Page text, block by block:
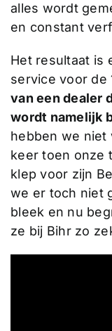
alles wordt
en constant
Het resultaat is
service voor de
van een dealer
wordt namelijk
hebben we niet
keer toen onze
klep voor zijn
we er toch niet
bleek en nu
ze bij Bihr zo